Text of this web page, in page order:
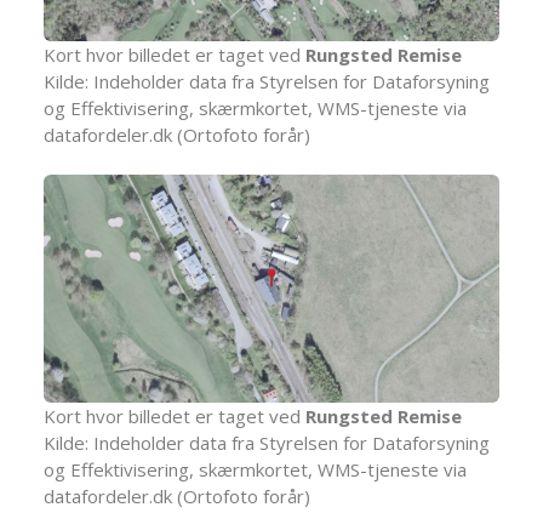
Kort hvor billedet er taget ved Rungsted Remise
Kilde: Indeholder data fra Styrelsen for Dataforsyning
og Effektivisering, skærmkortet, WMS-tjeneste via
datafordeler.dk (Ortofoto forår)
Kort hvor billedet er taget ved Rungsted Remise
Kilde: Indeholder data fra Styrelsen for Dataforsyning
og Effektivisering, skærmkortet, WMS-tjeneste via
datafordeler.dk (Ortofoto forår)